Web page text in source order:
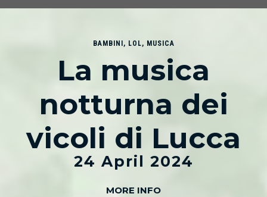
BAMBINI , LOL, MUSICA
La musica
notturna dei
vicoli di Lucca
24 April 2024
MORE INFO